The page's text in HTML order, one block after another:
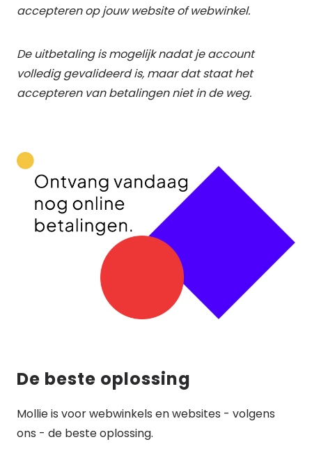
accepteren op jouw website of webwinkel.
De uitbetaling is mogelijk nadat je account
volledig gevalideerd is, maar dat staat het
accepteren van betalingen niet in de weg.
De beste oplossing
Mollie is voor webwinkels en websites - volgens
ons - de beste oplossing.